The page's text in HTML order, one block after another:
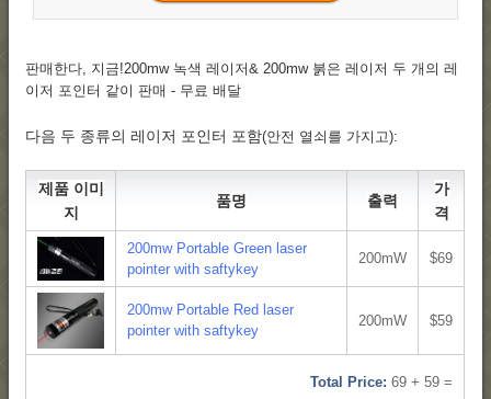
판매한다, 지금!200mw 녹색 레이저& 200mw 붉은 레이저 두 개의 레
이저 포인터 같이 판매 - 무료 배달
다음 두 종류의 레이저 포인터 포함(안전 열쇠를 가지고):
제품 이미
지
품명 출력
가
격
200mw Portable Green laser
pointer with saftykey
200mW $69
200mw Portable Red laser
pointer with saftykey
200mW $59
Total Price: 69 + 59 =